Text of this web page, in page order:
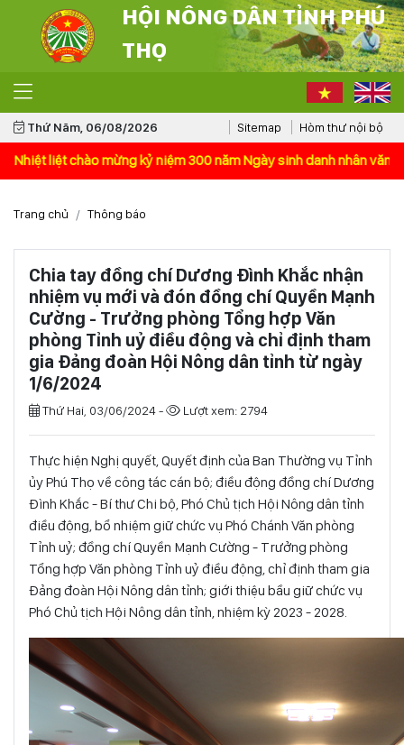
HỘI NÔNG DÂN TỈNH PHÚ
THỌ
Thứ Năm, 06/08/2026 Sitemap Hòm thư nội bộ
niệm 300 năm Ngày sinh danh nhân văn hóa Lê Quý Đôn (1726
Trang chủ Thông báo
Chia tay đồng chí Dương Đình Khắc nhận
nhiệm vụ mới và đón đồng chí Quyền Mạnh
Cường - Trưởng phòng Tổng hợp Văn
phòng Tỉnh uỷ điều động và chỉ định tham
gia Đảng đoàn Hội Nông dân tỉnh từ ngày
1/6/2024
Thứ Hai, 03/06/2024 - Lượt xem: 2794
Thực hiện Nghị quyết, Quyết định của Ban Thường vụ Tỉnh
ủy Phú Thọ về công tác cán bộ; điều động đồng chíDương
Đình Khắc - Bí thư Chi bộ, Phó Chủ tịch Hội Nông dân tỉnh
điều động, bổ nhiệm giữ chức vụ Phó Chánh Văn phòng
Tỉnh uỷ; đồng chí Quyền Mạnh Cường - Trưởng phòng
Tổng hợp Văn phòng Tỉnh uỷ điều động, chỉ định tham gia
Đảng đoàn Hội Nông dân tỉnh; giới thiệu bầu giữ chức vụ
Phó Chủ tịch Hội Nông dân tỉnh, nhiệm kỳ 2023 - 2028.